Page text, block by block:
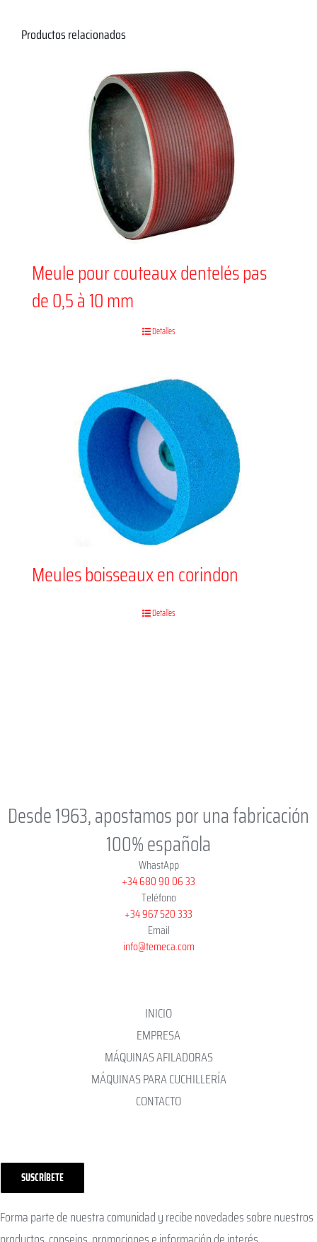
Productos relacionados
Meule pour couteaux dentelés pas
de 0,5 à 10 mm
Detalles
Meules boisseaux en corindon
Detalles
Desde 1963, apostamos por una fabricación
100% española
WhastApp
+34 680 90 06 33
Teléfono
+34 967 520 333
Email
info@temeca.com
INICIO
EMPRESA
MÁQUINAS AFILADORAS
MÁQUINAS PARA CUCHILLERÍA
CONTACTO
SUSCRÍBETE
Forma parte de nuestra comunidad y recibe novedades sobre nuestros